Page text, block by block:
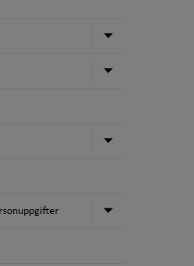
Undermeny
Undermeny
Undermeny
Undermeny